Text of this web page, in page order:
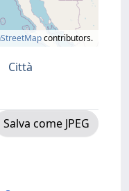
contributors.
Città
Salva come JPEG